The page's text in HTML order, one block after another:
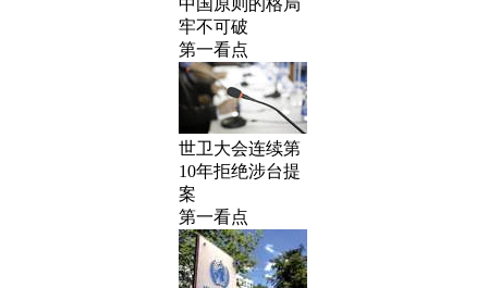
中国原则的格局
牢不可破
第一看点
世卫大会连续第
10年拒绝涉台提
案
第一看点